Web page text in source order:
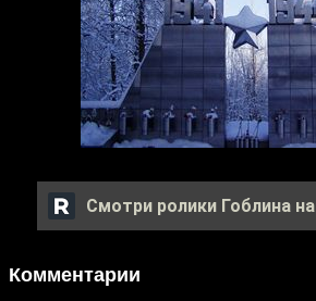
Смотри ролики Гоблина на
Комментарии